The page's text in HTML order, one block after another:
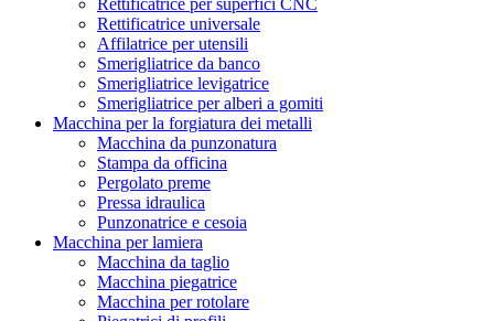
Rettificatrice universale
Affilatrice per utensili
Smerigliatrice da banco
Smerigliatrice levigatrice
Smerigliatrice per alberi a gomiti
Macchina per la forgiatura dei metalli
Macchina da punzonatura
Stampa da officina
Pergolato preme
Pressa idraulica
Punzonatrice e cesoia
Macchina per lamiera
Macchina da taglio
Macchina piegatrice
Macchina per rotolare